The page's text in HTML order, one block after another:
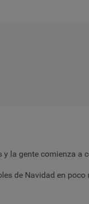
la gente comienza a
de Navidad en poco